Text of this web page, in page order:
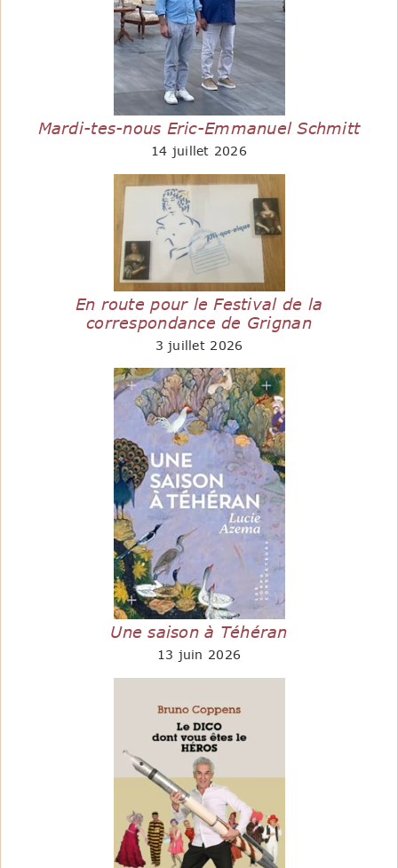
Mardi-tes-nous Eric-Emmanuel Schmitt
14 juillet 2026
En route pour le Festival de la
correspondance de Grignan
3 juillet 2026
Une saison à Téhéran
13 juin 2026